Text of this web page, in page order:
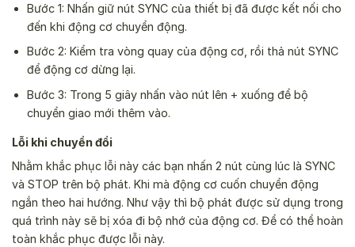
Bước 1: Nhấn giữ nút SYNC của thiết bị đã được kết nối cho
đến khi động cơ chuyển động.
Bước 2: Kiểm tra vòng quay của động cơ, rồi thả nút SYNC
để động cơ dừng lại.
Bước 3: Trong 5 giây nhấn vào nút lên + xuống để bộ
chuyển giao mới thêm vào.
Lỗi khi chuyển đổi
Nhằm khắc phục lỗi này các bạn nhấn 2 nút cùng lúc là SYNC
và STOP trên bộ phát. Khi mà động cơ cuốn chuyển động
ngắn theo hai hướng. Như vậy thì bộ phát được sử dụng trong
quá trình này sẽ bị xóa đi bộ nhớ của động cơ. Để có thể hoàn
toàn khắc phục được lỗi này.